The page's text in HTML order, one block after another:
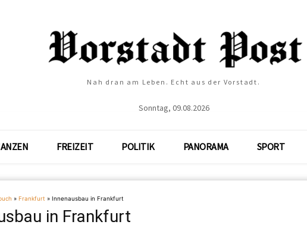
Nah dran am Leben. Echt aus der Vorstadt.
Sonntag, 09.08.2026
FREIZEIT POLITIK PANORAMA SPORT
» Frankfurt » Innenausbau in Frankfurt
in Frankfurt